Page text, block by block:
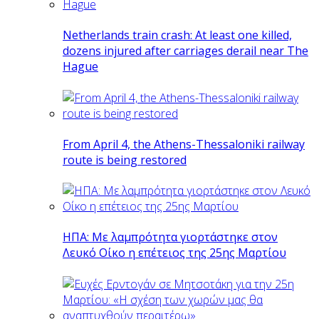
Netherlands train crash: At least one killed,
dozens injured after carriages derail near The
Hague
From April 4, the Athens-Thessaloniki railway
route is being restored
ΗΠΑ: Με λαμπρότητα γιορτάστηκε στον
Λευκό Οίκο η επέτειος της 25ης Μαρτίου